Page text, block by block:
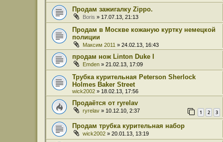
Продам зажигалку Zippo.
Boris » 17.07.13, 21:13
Продам в Москве кожаную куртку немецкой
полиции
Максим 2011 » 24.02.13, 16:43
продам нож Linton Duke I
Emden » 21.02.13, 17:09
Трубка курительная Peterson Sherlock
Holmes Baker Street
wick2002 » 18.02.13, 17:56
Продаётся от ryrelav
ryrelav » 10.12.10, 2:37 1 2 3
Продам трубка курительная набор
wick2002 » 20.01.13, 13:19